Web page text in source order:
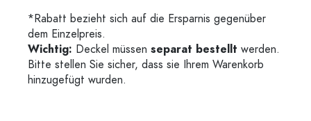
*Rabatt bezieht sich auf die Ersparnis gegenüber
dem Einzelpreis.
Wichtig: Deckel müssen separat bestellt werden.
Bitte stellen Sie sicher, dass sie Ihrem Warenkorb
hinzugefügt wurden.